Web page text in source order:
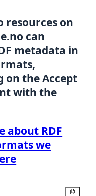
resources on
can
metadata in
on the Accept
with the
about RDF
we